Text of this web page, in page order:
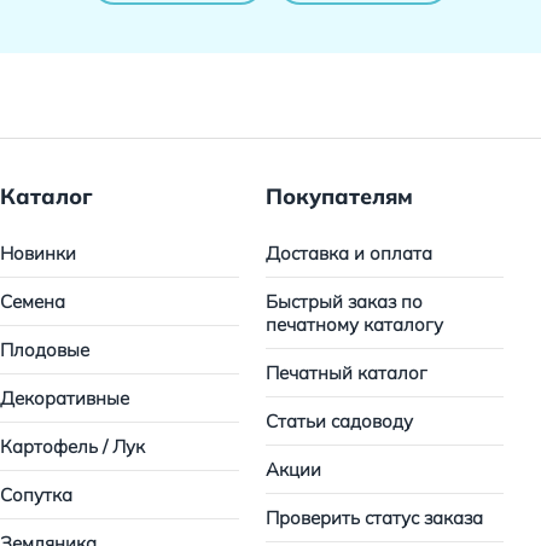
Каталог
Новинки
Семена
Плодовые
Декоративные
Картофель / Лук
Сопутка
Покупателям
Доставка и оплата
Быстрый заказ по
печатному каталогу
Печатный каталог
Статьи садоводу
Акции
Проверить статус заказа